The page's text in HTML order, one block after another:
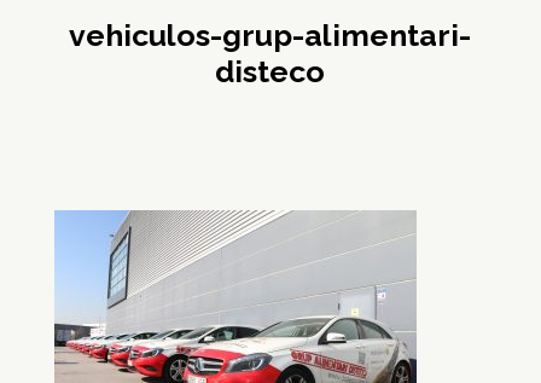
vehiculos-grup-alimentari-
disteco